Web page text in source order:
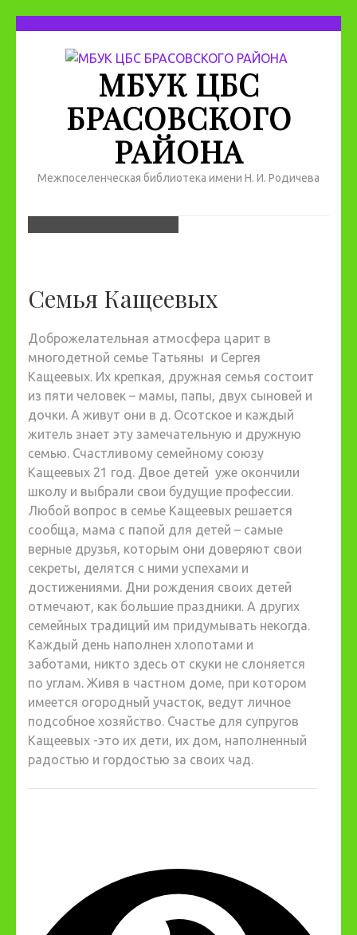
МБУК ЦБС
БРАСОВСКОГО
РАЙОНА
Межпоселенческая библиотека имени Н. И. Родичева
Семья Кащеевых
Доброжелательная атмосфера царит в
многодетной семье Татьяны и Сергея
Кащеевых. Их крепкая, дружная семья состоит
из пяти человек – мамы, папы, двух сыновей и
дочки. А живут они в д. Осотское и каждый
житель знает эту замечательную и дружную
семью. Счастливому семейному союзу
Кащеевых 21 год. Двое детей уже окончили
школу и выбрали свои будущие профессии.
Любой вопрос в семье Кащеевых решается
сообща, мама с папой для детей – самые
верные друзья, которым они доверяют свои
секреты, делятся с ними успехами и
достижениями. Дни рождения своих детей
отмечают, как большие праздники. А других
семейных традиций им придумывать некогда.
Каждый день наполнен хлопотами и
заботами, никто здесь от скуки не слоняется
по углам. Живя в частном доме, при котором
имеется огородный участок, ведут личное
подсобное хозяйство. Счастье для супругов
Кащеевых -это их дети, их дом, наполненный
радостью и гордостью за своих чад.